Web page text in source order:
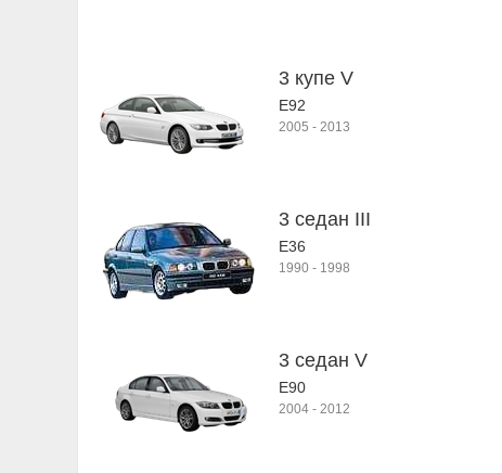
3 купе V
E92
2005 - 2013
3 седан III
E36
1990 - 1998
3 седан V
E90
2004 - 2012